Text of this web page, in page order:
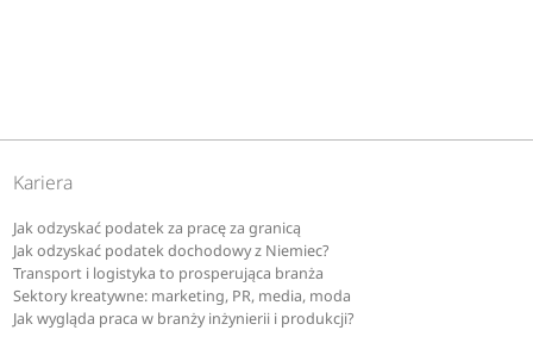
Kariera
Jak odzyskać podatek za pracę za granicą
Jak odzyskać podatek dochodowy z Niemiec?
Transport i logistyka to prosperująca branża
Sektory kreatywne: marketing, PR, media, moda
Jak wygląda praca w branży inżynierii i produkcji?